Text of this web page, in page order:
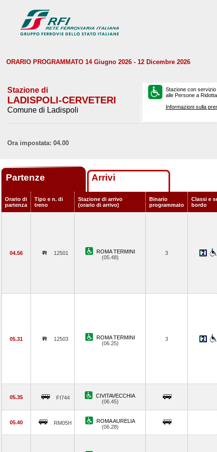
ORARIO PROGRAMMATO 14 Giugno 2026 - 12 Dicembre 2026
Stazione di
LADISPOLI-CERVETERI
Comune di Ladispoli
Stazione con
alle Persone a
Informazioni sulla
Ora impostata: 04.00
Partenze Arrivi
Orario di
partenza
Tipo e n. di
treno
Stazione di arrivo
(orario di arrivo)
Binario
programmato
Classi e
bordo
04.56 12501
ROMA TERMINI
(05.48)
3
05.31 12503
ROMA TERMINI
(06.25)
3
05.35 FI744
CIVITAVECCHIA
(06.45)
05.40 RM05H
ROMA AURELIA
(06.28)